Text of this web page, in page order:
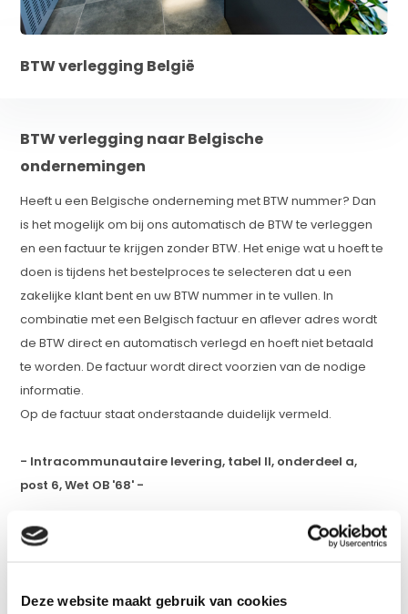
Deze website maakt gebruik van cookies
BTW verlegging België
BTW verlegging naar Belgische
ondernemingen
Heeft u een Belgische onderneming met BTW nummer? Dan
is het mogelijk om bij ons automatisch de BTW te verleggen
en een factuur te krijgen zonder BTW. Het enige wat u hoeft te
doen is tijdens het bestelproces te selecteren dat u een
zakelijke klant bent en uw BTW nummer in te vullen. In
combinatie met een Belgisch factuur en aflever adres wordt
de BTW direct en automatisch verlegd en hoeft niet betaald
te worden. De factuur wordt direct voorzien van de nodige
informatie.
Op de factuur staat onderstaande duidelijk vermeld.
- Intracommunautaire levering, tabel II, onderdeel a,
post 6, Wet OB '68' -
Na afronding van de bestelling krijgt u direct de factuur in de
verwerkt worden.